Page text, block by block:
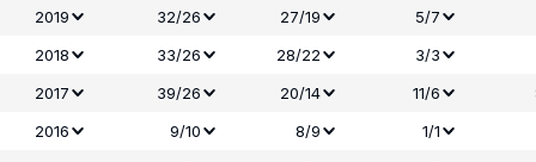
2019
32/26 27/19
5/7
2018
33/26 28/22
3/3
2017
39/26 20/14 11/6
2016
9/10 8/9
1/1